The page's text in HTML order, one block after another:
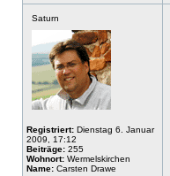
Saturn
Registriert: Dienstag 6. Januar
2009, 17:12
Beiträge: 255
Wohnort: Wermelskirchen
Name: Carsten Drawe